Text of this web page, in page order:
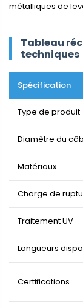
métalliques de
Tableau
techniques
Spécification
Type de produit
Diamètre du
Matériaux
Charge de
Traitement UV
Longueurs
Certifications